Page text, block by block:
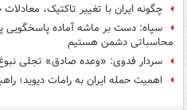
چگونه ایران با تغییر تاکتیک،
سپاه: دست بر ماشه آماده پاسخگویی
محاسباتی دشمن هستیم
سردار فدوی: «وعده صادق» تجلی
اهمیت حمله ایران به رامات دیوید؛